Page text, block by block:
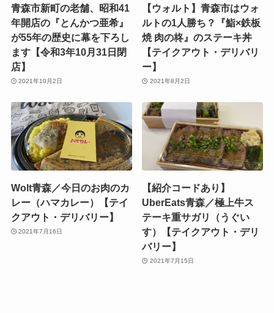
青森市新町の老舗、昭和41
年開店の『とんかつ亜希』
が55年の歴史に幕を下ろし
ます【令和3年10月31日閉
店】
2021年10月2日
【ウォルト】青森市はウォ
ルトの1人勝ち？『鮨×鉄板
焼 肉の柊』のステーキ丼
【テイクアウト・デリバリ
ー】
2021年8月2日
Wolt青森／今日のお肉のカ
レー（ハマカレー）【テイ
クアウト・デリバリー】
2021年7月16日
【紹介コードあり】
UberEats青森／極上牛ス
テーキ重サガリ（うぐい
す）【テイクアウト・デリ
バリー】
2021年7月15日